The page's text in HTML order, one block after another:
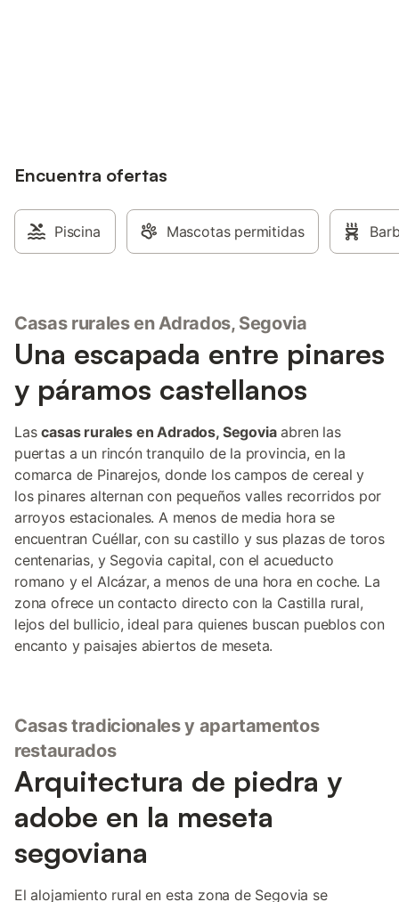
Encuentra ofertas
Piscina Mascotas permitidas
Casas rurales en Adrados, Segovia
Una escapada entre pinares
y páramos castellanos
Lascasas rurales en Adrados, Segoviaabren las
puertas a un rincón tranquilo de la provincia, en la
comarca de Pinarejos, donde los campos de cereal y
los pinares alternan con pequeños valles recorridos por
arroyos estacionales. A menos de media hora se
encuentran Cuéllar, con su castillo y sus plazas de toros
centenarias, y Segovia capital, con el acueducto
romano y el Alcázar, a menos de una hora en coche. La
zona ofrece un contacto directo con la Castilla rural,
lejos del bullicio, ideal para quienes buscan pueblos con
encanto y paisajes abiertos de meseta.
Casas tradicionales y apartamentos
restaurados
Arquitectura de piedra y
adobe en la meseta
segoviana
El alojamiento rural en esta zona de Segovia se